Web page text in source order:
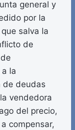
general y
por la
salva la
de
la
de deudas
vendedora
del precio,
compensar,